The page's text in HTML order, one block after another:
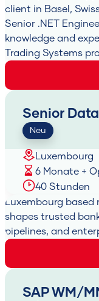
client in Basel,
Senior .NET
knowledge and
Trading Systems
Neu
Senior
Luxembourg
6 Monate +
40 Stunden
Luxembourg based
shapes trusted
pipelines, and
SAP WM/